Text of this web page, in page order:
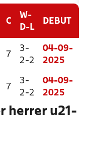
C
W-
D-L
DEBUT
7
3-
2-2
04-09-
2025
7
3-
2-2
04-09-
2025
herrer u21-